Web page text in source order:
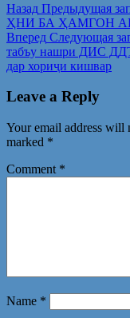
Назад Предыдущая
ҲНИ БА ҲАМГОН
Вперед Следующая
табъу нашри ДИС
дар хориҷи кишвар
Leave a Reply
Your email address will
marked *
Comment *
Name *